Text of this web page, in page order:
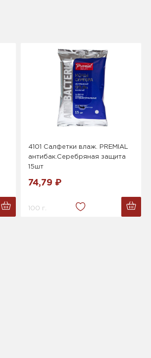
4101 Салфетки влаж. PREMIAL
антибак.Серебряная защита
15шт
74,79 ₽
100 г.